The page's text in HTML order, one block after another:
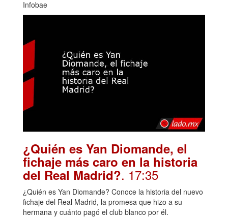
Infobae
¿Quién es Yan Diomande, el
fichaje más caro en la historia
del Real Madrid?. 17:35
¿Quién es Yan Diomande? Conoce la historia del nuevo
fichaje del Real Madrid, la promesa que hizo a su
hermana y cuánto pagó el club blanco por él.